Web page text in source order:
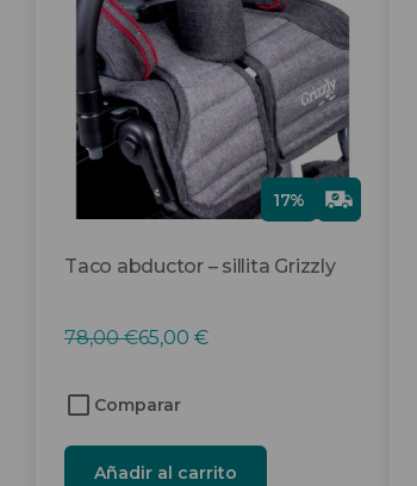
Taco abductor – sillita Grizzly
17%
Gra
tis
78,00€
El
original
78,00 €.
65,00 €
El
actual
65,00 €.
Comparar
Añadir al carrito